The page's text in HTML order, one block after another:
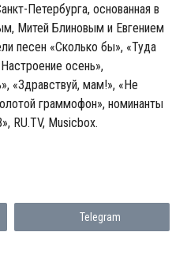
Петербурга, основанная в
Митей Блиновым и Евгением
песен «Сколько бы», «Туда
осень»,
«Здравствуй, мам!», «Не
граммофон», номинанты
RU.TV, Musicbox.
Telegram